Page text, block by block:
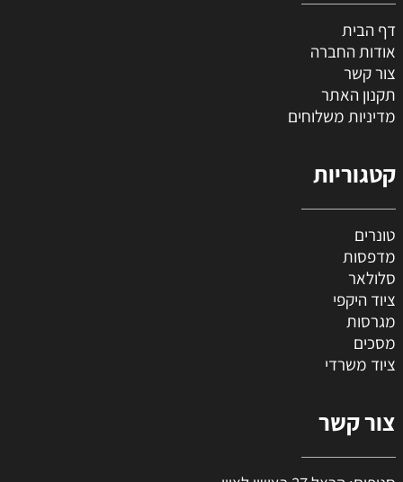
דף הבית
אודות החברה
צור קשר
תקנון האתר
מדיניות משלוחים
קטגוריות
טונרים
מדפסות
סלולאר
ציוד היקפי
מגרסות
מסכים
ציוד משרדי
צור קשר